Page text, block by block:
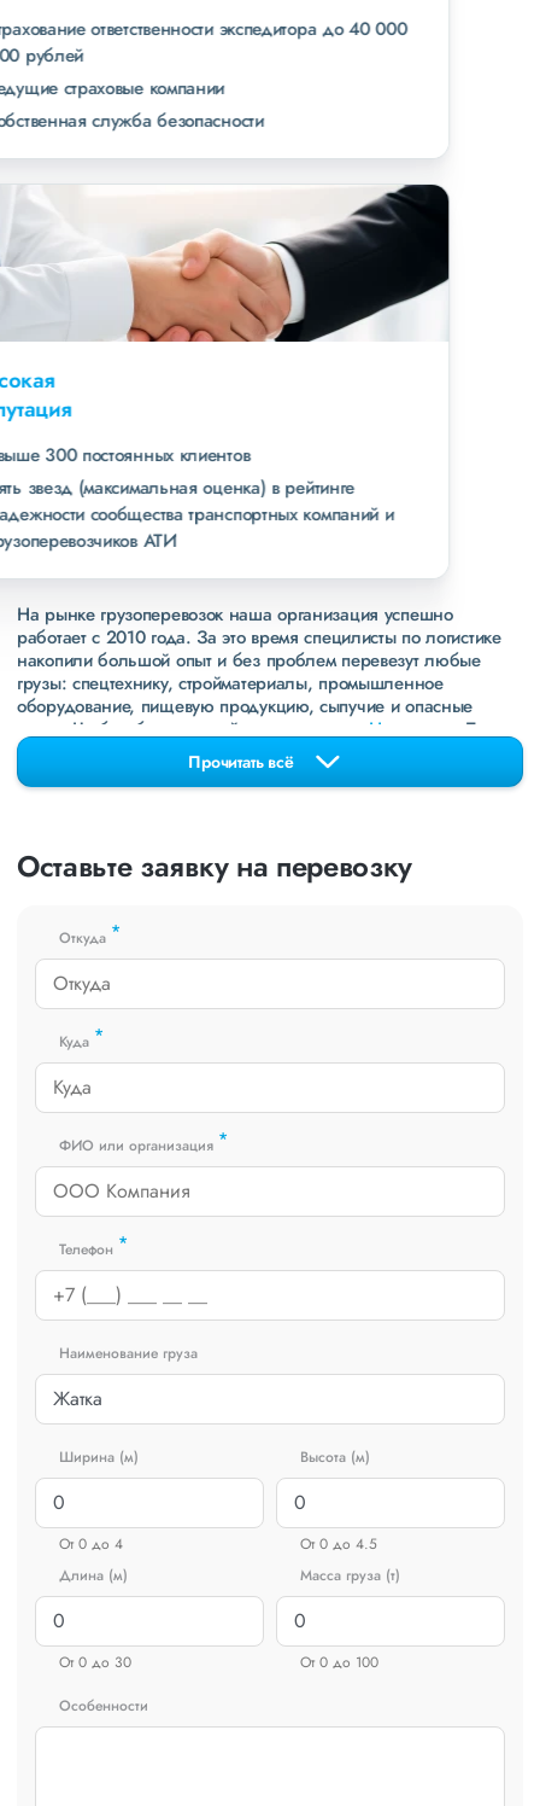
страхование ответственности экспедитора до 40 000
000 рублей
ведущие страховые компании
собственная служба безопасности
Высокая
репутация
свыше 300 постоянных клиентов
пять звезд (максимальная оценка) в рейтинге
надежности сообщества транспортных компаний и
грузоперевозчиков АТИ
На рынке грузоперевозок наша организация успешно
работает с 2010 года. За это время специлисты по логистике
накопили большой опыт и без проблем перевезут любые
грузы: спецтехнику, стройматериалы, промышленное
оборудование, пищевую продукцию, сыпучие и опасные
грузы. Чтобы убедиться зайдите в раздел
«Наш опыт»
. Там
свежие примеры перевозок, которые обновляются несколько
раз в неделю. Также недавно мы запустили новые
направления вДНРиЛНР. Предоставляем все стандартные
экспедирование. За каждым клиентом закреплен менеджер,
который сообщит о текущем статусе вашего груза. Чтобы
сайте или звоните по номеру
РФ).
Прочитать всё
Оставьте заявку на перевозку
Откуда *
Куда *
ФИО или организация *
Телефон *
Наименование груза
Ширина (м)
От 0 до 4
Высота (м)
От 0 до 4.5
Длина (м)
От 0 до 30
Масса груза (т)
От 0 до 100
Особенности